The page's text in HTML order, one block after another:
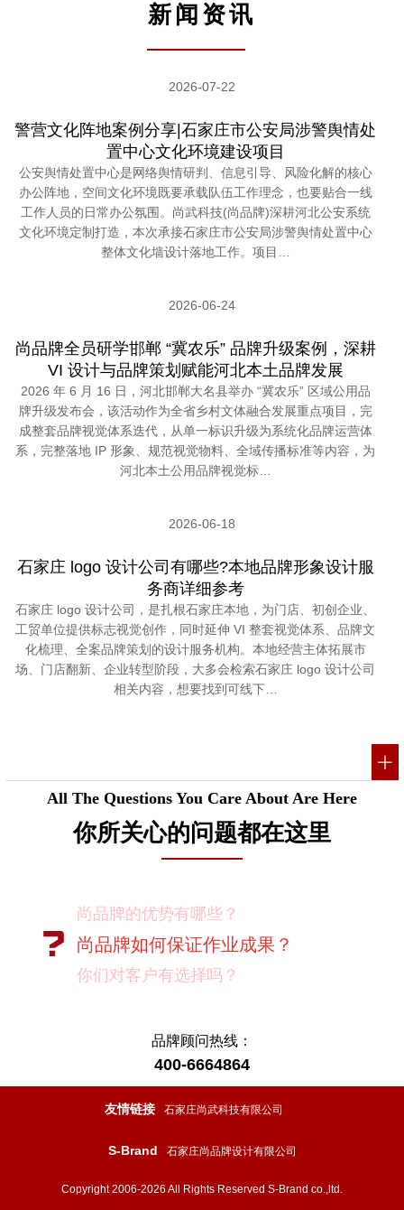
新闻资讯
2026-07-22
警营文化阵地案例分享|石家庄市公安局涉警舆情处
置中心文化环境建设项目
公安舆情处置中心是网络舆情研判、信息引导、风险化解的核心
办公阵地，空间文化环境既要承载队伍工作理念，也要贴合一线
工作人员的日常办公氛围。尚武科技(尚品牌)深耕河北公安系统
文化环境定制打造，本次承接石家庄市公安局涉警舆情处置中心
整体文化墙设计落地工作。项目…
2026-06-24
尚品牌全员研学邯郸 “冀农乐” 品牌升级案例，深耕
VI 设计与品牌策划赋能河北本土品牌发展
2026 年 6 月 16 日，河北邯郸大名县举办 “冀农乐” 区域公用品
牌升级发布会，该活动作为全省乡村文体融合发展重点项目，完
成整套品牌视觉体系迭代，从单一标识升级为系统化品牌运营体
系，完整落地 IP 形象、规范视觉物料、全域传播标准等内容，为
河北本土公用品牌视觉标…
2026-06-18
石家庄 logo 设计公司有哪些?本地品牌形象设计服
务商详细参考
石家庄 logo 设计公司，是扎根石家庄本地，为门店、初创企业、
工贸单位提供标志视觉创作，同时延伸 VI 整套视觉体系、品牌文
化梳理、全案品牌策划的设计服务机构。本地经营主体拓展市
场、门店翻新、企业转型阶段，大多会检索石家庄 logo 设计公司
相关内容，想要找到可线下…
All The Questions You Care About Are Here
你所关心的问题都在这里
尚品牌的优势有哪些？
尚品牌如何保证作业成果？
你们对客户有选择吗？
有没有案例资料？
项目启动之前您需要给我们提供什么资
料？
怎样保证项目进度按时完成？
品牌顾问热线：
400-6664864
友情链接 石家庄尚武科技有限公司
S-Brand 石家庄尚品牌设计有限公司
Copyright 2006-2026 All Rights Reserved S-Brand co.,ltd.